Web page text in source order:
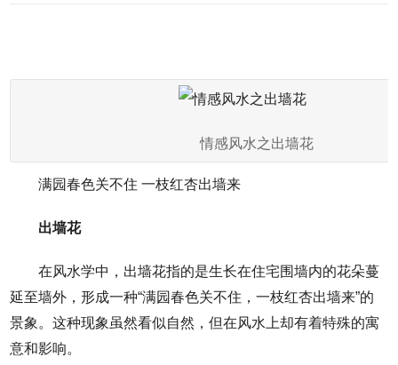
情感风水之出墙花
满园春色关不住 一枝红杏出墙来
出墙花
在风水学中，出墙花指的是生长在住宅围墙内的花朵蔓
延至墙外，形成一种“满园春色关不住，一枝红杏出墙来”的
景象。这种现象虽然看似自然，但在风水上却有着特殊的寓
意和影响。